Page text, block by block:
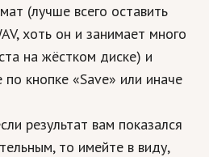
(лучше всего оставить
хоть он и занимает много
на жёстком диске) и
по кнопке «Save» или иначе
результат вам показался
то имейте в виду,